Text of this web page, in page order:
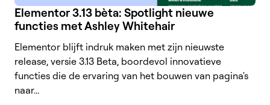
Elementor 3.13 bèta: Spotlight nieuwe
functies met Ashley Whitehair
Elementor blijft indruk maken met zijn nieuwste
release, versie 3.13 Beta, boordevol innovatieve
functies die de ervaring van het bouwen van pagina's
naar...